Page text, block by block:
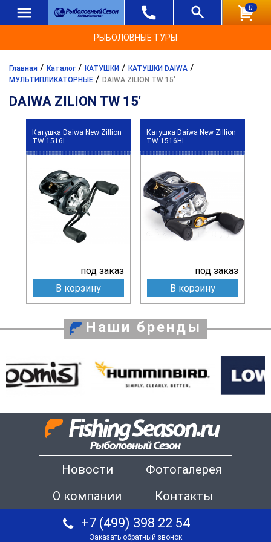
0
РЫБОЛОВНЫЕ ТУРЫ
Главная / Каталог / КАТУШКИ / КАТУШКИ DAIWA /
МУЛЬТИПЛИКАТОРНЫЕ / DAIWA ZILION TW 15'
DAIWA ZILION TW 15'
Катушка Daiwa New Zillion
TW 1516L
под заказ
В корзину
Катушка Daiwa New Zillion
TW 1516HL
под заказ
В корзину
Наши бренды
Новости
Фотогалерея
О компании
Контакты
+7 (499) 398 22 54
Заказать обратный звонок